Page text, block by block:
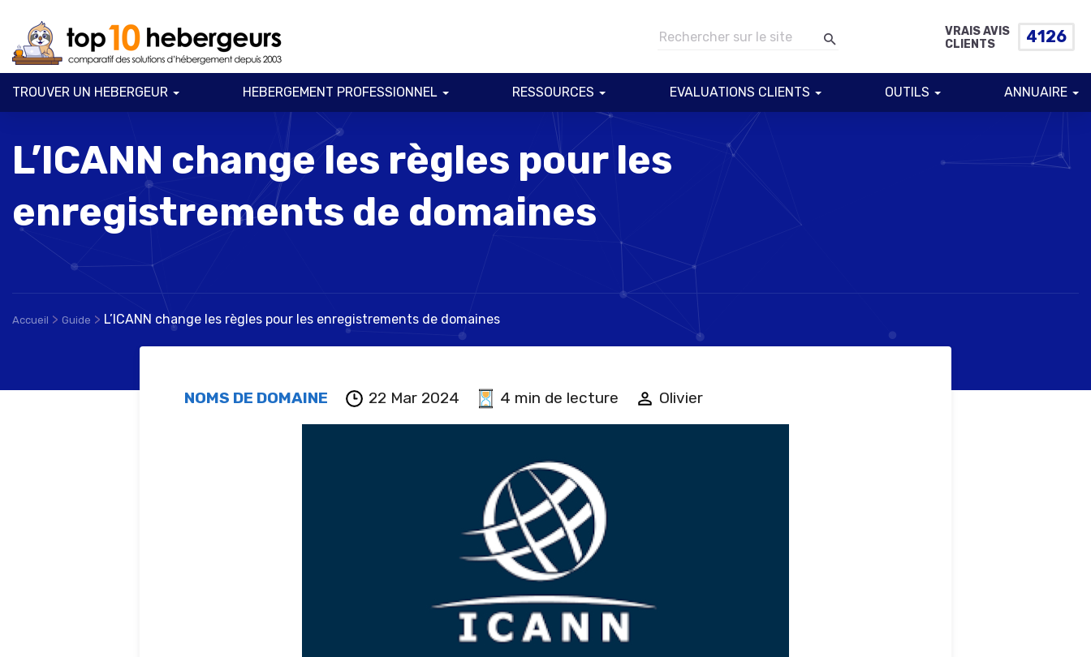
VRAIS AVIS
CLIENTS
4126
TROUVER UN HEBERGEUR HEBERGEMENT PROFESSIONNEL RESSOURCES EVALUATIONS CLIENTS OUTILS ANNUAIRE
L’ICANN change les règles pour les
enregistrements de domaines
Accueil > Guide > L’ICANN change les règles pour les enregistrements de domaines
NOMS DE DOMAINE 22 Mar 2024 4 min de lecture Olivier